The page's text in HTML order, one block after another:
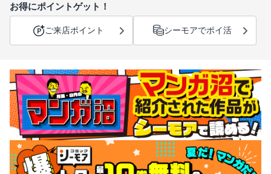
お得にポイントゲット！
ご来店ポイント シーモアでポイ活